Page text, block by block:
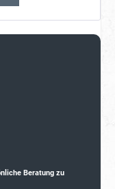
Beratung zu